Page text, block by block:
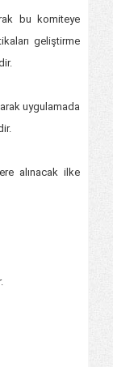
bu komiteye
geliştirme
uygulamada
alınacak ilke